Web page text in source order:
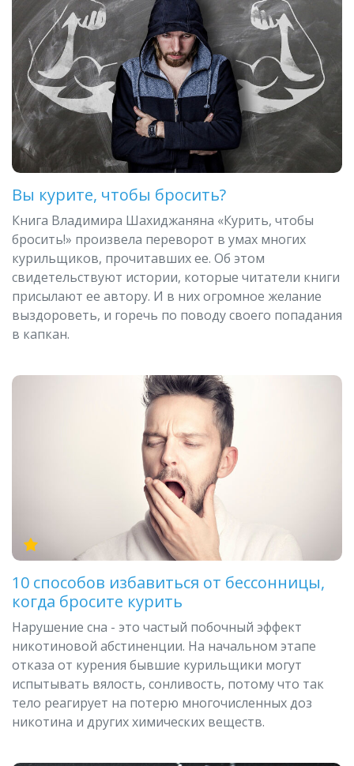
Вы курите, чтобы бросить?
Книга Владимира Шахиджаняна «Курить, чтобы
бросить!» произвела переворот в умах многих
курильщиков, прочитавших ее. Об этом
свидетельствуют истории, которые читатели книги
присылают ее автору. И в них огромное желание
выздороветь, и горечь по поводу своего попадания
в капкан.
10 способов избавиться от бессонницы,
когда бросите курить
Нарушение сна - это частый побочный эффект
никотиновой абстиненции. На начальном этапе
отказа от курения бывшие курильщики могут
испытывать вялость, сонливость, потому что так
тело реагирует на потерю многочисленных доз
никотина и других химических веществ.